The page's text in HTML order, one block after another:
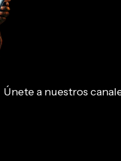
Únete a nuestros